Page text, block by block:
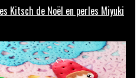
Kitsch de Noël en perles Miyuki